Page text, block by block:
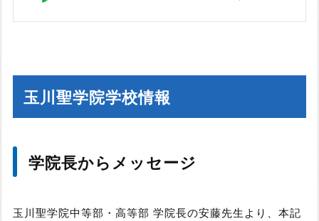
玉川聖学院学校情報
学院長からメッセージ
玉川聖学院中等部・高等部 学院長の安藤先生より、本記